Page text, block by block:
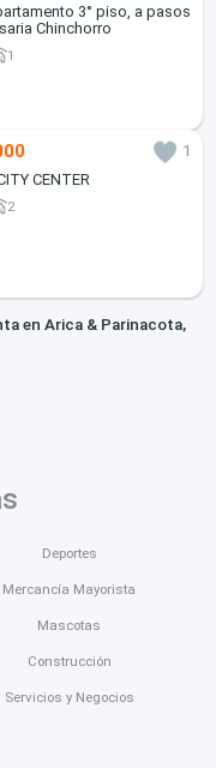
3° piso, a pasos
Chinchorro
1
1
CENTER
2
en Arica & Parinacota,
Deportes
Mercancía Mayorista
Mascotas
Construcción
Servicios y Negocios